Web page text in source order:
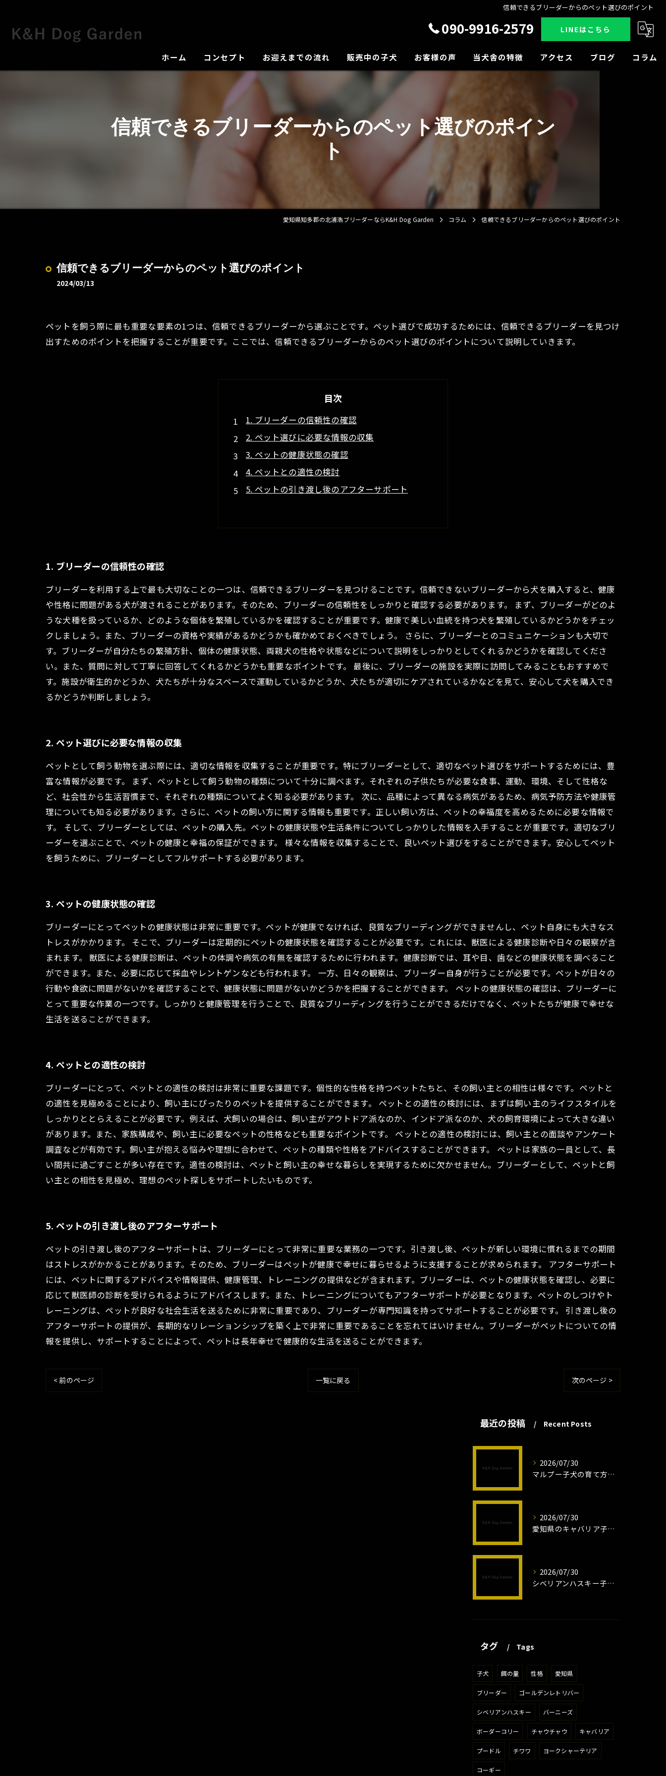
信頼できるブリーダーからのペット選びのポイント
090-9916-2579 LINEはこちら
ホーム コンセプト
犬舎の紹介
お迎えまでの流れ 販売中の子犬 お客様の声 当犬舎の特徴
小型犬
中型犬
大型犬
アクセス ブログ コラム
信頼できるブリーダーからのペット選びのポイン
ト
愛知県知多郡の北浦浩ブリーダーならK&H Dog Garden コラム 信頼できるブリーダーからのペット選びのポイント
信頼できるブリーダーからのペット選びのポイント
2024/03/13
ペットを飼う際に最も重要な要素の1つは、信頼できるブリーダーから選ぶことです。ペット選びで成功するためには、信頼できるブリーダーを見つけ
出すためのポイントを把握することが重要です。ここでは、信頼できるブリーダーからのペット選びのポイントについて説明していきます。
目次
1. ブリーダーの信頼性の確認
2. ペット選びに必要な情報の収集
3. ペットの健康状態の確認
4. ペットとの適性の検討
5. ペットの引き渡し後のアフターサポート
1. ブリーダーの信頼性の確認
ブリーダーを利用する上で最も大切なことの一つは、信頼できるブリーダーを見つけることです。信頼できないブリーダーから犬を購入すると、健康
や性格に問題がある犬が渡されることがあります。そのため、ブリーダーの信頼性をしっかりと確認する必要があります。 まず、ブリーダーがどのよ
うな犬種を扱っているか、どのような個体を繁殖しているかを確認することが重要です。健康で美しい血統を持つ犬を繁殖しているかどうかをチェッ
クしましょう。また、ブリーダーの資格や実績があるかどうかも確かめておくべきでしょう。 さらに、ブリーダーとのコミュニケーションも大切で
す。ブリーダーが自分たちの繁殖方針、個体の健康状態、両親犬の性格や状態などについて説明をしっかりとしてくれるかどうかを確認してくださ
い。また、質問に対して丁寧に回答してくれるかどうかも重要なポイントです。 最後に、ブリーダーの施設を実際に訪問してみることもおすすめで
す。施設が衛生的かどうか、犬たちが十分なスペースで運動しているかどうか、犬たちが適切にケアされているかなどを見て、安心して犬を購入でき
るかどうか判断しましょう。
2. ペット選びに必要な情報の収集
ペットとして飼う動物を選ぶ際には、適切な情報を収集することが重要です。特にブリーダーとして、適切なペット選びをサポートするためには、豊
富な情報が必要です。 まず、ペットとして飼う動物の種類について十分に調べます。それぞれの子供たちが必要な食事、運動、環境、そして性格な
ど、社会性から生活習慣まで、それぞれの種類についてよく知る必要があります。 次に、品種によって異なる病気があるため、病気予防方法や健康管
理についても知る必要があります。さらに、ペットの飼い方に関する情報も重要です。正しい飼い方は、ペットの幸福度を高めるために必要な情報で
す。 そして、ブリーダーとしては、ペットの購入先。ペットの健康状態や生活条件についてしっかりした情報を入手することが重要です。適切なブリ
ーダーを選ぶことで、ペットの健康と幸福の保証ができます。 様々な情報を収集することで、良いペット選びをすることができます。安心してペット
を飼うために、ブリーダーとしてフルサポートする必要があります。
3. ペットの健康状態の確認
ブリーダーにとってペットの健康状態は非常に重要です。ペットが健康でなければ、良質なブリーディングができませんし、ペット自身にも大きなス
トレスがかかります。 そこで、ブリーダーは定期的にペットの健康状態を確認することが必要です。これには、獣医による健康診断や日々の観察が含
まれます。 獣医による健康診断は、ペットの体調や病気の有無を確認するために行われます。健康診断では、耳や目、歯などの健康状態を調べること
ができます。また、必要に応じて採血やレントゲンなども行われます。 一方、日々の観察は、ブリーダー自身が行うことが必要です。ペットが日々の
行動や食欲に問題がないかを確認することで、健康状態に問題がないかどうかを把握することができます。 ペットの健康状態の確認は、ブリーダーに
とって重要な作業の一つです。しっかりと健康管理を行うことで、良質なブリーディングを行うことができるだけでなく、ペットたちが健康で幸せな
生活を送ることができます。
4. ペットとの適性の検討
ブリーダーにとって、ペットとの適性の検討は非常に重要な課題です。個性的な性格を持つペットたちと、その飼い主との相性は様々です。ペットと
の適性を見極めることにより、飼い主にぴったりのペットを提供することができます。 ペットとの適性の検討には、まずは飼い主のライフスタイルを
しっかりととらえることが必要です。例えば、犬飼いの場合は、飼い主がアウトドア派なのか、インドア派なのか、犬の飼育環境によって大きな違い
があります。また、家族構成や、飼い主に必要なペットの性格なども重要なポイントです。 ペットとの適性の検討には、飼い主との面談やアンケート
調査などが有効です。飼い主が抱える悩みや理想に合わせて、ペットの種類や性格をアドバイスすることができます。 ペットは家族の一員として、長
い間共に過ごすことが多い存在です。適性の検討は、ペットと飼い主の幸せな暮らしを実現するために欠かせません。ブリーダーとして、ペットと飼
い主との相性を見極め、理想のペット探しをサポートしたいものです。
5. ペットの引き渡し後のアフターサポート
ペットの引き渡し後のアフターサポートは、ブリーダーにとって非常に重要な業務の一つです。引き渡し後、ペットが新しい環境に慣れるまでの期間
はストレスがかかることがあります。そのため、ブリーダーはペットが健康で幸せに暮らせるように支援することが求められます。 アフターサポート
には、ペットに関するアドバイスや情報提供、健康管理、トレーニングの提供などが含まれます。ブリーダーは、ペットの健康状態を確認し、必要に
応じて獣医師の診断を受けられるようにアドバイスします。また、トレーニングについてもアフターサポートが必要となります。ペットのしつけやト
レーニングは、ペットが良好な社会生活を送るために非常に重要であり、ブリーダーが専門知識を持ってサポートすることが必要です。 引き渡し後の
アフターサポートの提供が、長期的なリレーションシップを築く上で非常に重要であることを忘れてはいけません。ブリーダーがペットについての情
報を提供し、サポートすることによって、ペットは長年幸せで健康的な生活を送ることができます。
< 前のページ 一覧に戻る 次のページ >
最近の投稿 Recent Posts
2026/07/30
マルプー子犬の育て方と魅力解説
2026/07/30
愛知県のキャバリア子犬の魅力秘話
2026/07/30
シベリアンハスキー子犬の魅力と飼育法
タグ Tags
子犬 餌の量 性格 愛知県
ブリーダー ゴールデンレトリバー
シベリアンハスキー バーニーズ
ボーダーコリー チャウチャウ キャバリア
プードル チワワ ヨークシャーテリア
コーギー